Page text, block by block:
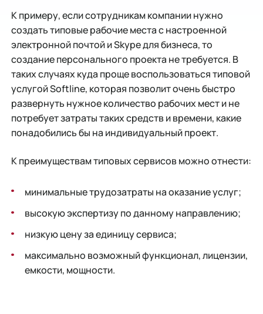
К примеру, если сотрудникам компании нужно
создать типовые рабочие места с настроенной
электронной почтой и Skype для бизнеса, то
создание персонального проекта не требуется. В
таких случаях куда проще воспользоваться типовой
услугой Softline, которая позволит очень быстро
развернуть нужное количество рабочих мест и не
потребует затраты таких средств и времени, какие
понадобились бы на индивидуальный проект.
К преимуществам типовых сервисов можно отнести:
минимальные трудозатраты на оказание услуг;
высокую экспертизу по данному направлению;
низкую цену за единицу сервиса;
максимально возможный функционал, лицензии,
емкости, мощности.